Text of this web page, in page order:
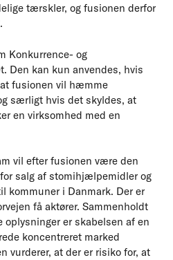
tærskler, og fusionen derfor
Konkurrence- og
Den kan kun anvendes, hvis
fusionen vil hæmme
særligt hvis det skyldes, at
en virksomhed med en
vil efter fusionen være den
salg af stomihjælpemidler og
kommuner i Danmark. Der er
få aktører. Sammenholdt
er skabelsen af en
koncentreret marked
vurderer, at der er risiko for, at